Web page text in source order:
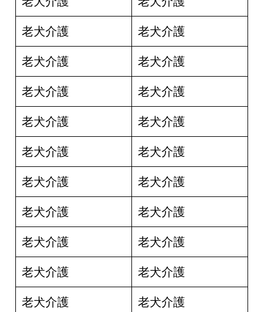
老犬介護 老犬介護
老犬介護 老犬介護
老犬介護 老犬介護
老犬介護 老犬介護
老犬介護 老犬介護
老犬介護 老犬介護
老犬介護 老犬介護
老犬介護 老犬介護
老犬介護 老犬介護
老犬介護 老犬介護